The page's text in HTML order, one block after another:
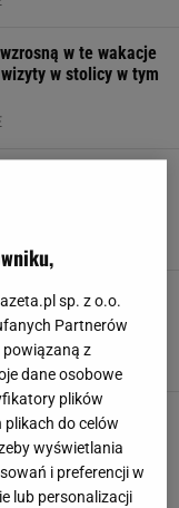
w te wakacje
w stolicy w tym
koncert. Porównują
żartują z
najlepszych w
wielkie
sp. z o.o.
Partnerów
powiązaną z
dane osobowe
plików
do celów
wyświetlania
i preferencji w
lub personalizacji